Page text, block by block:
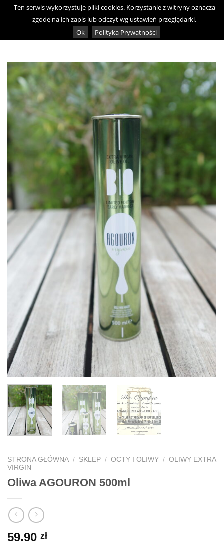
Skip
STRONA GŁÓWNA / SKLEP / OCTY I OLIWY / OLIWY EXTRA
VIRGIN
Oliwa AGOURON 500ml
59.90 zł
Ten serwis wykorzystuje pliki cookies. Korzystanie z witryny oznacza
zgodę na ich zapis lub odczyt wg ustawień przeglądarki.
Ok
Polityka Prywatności